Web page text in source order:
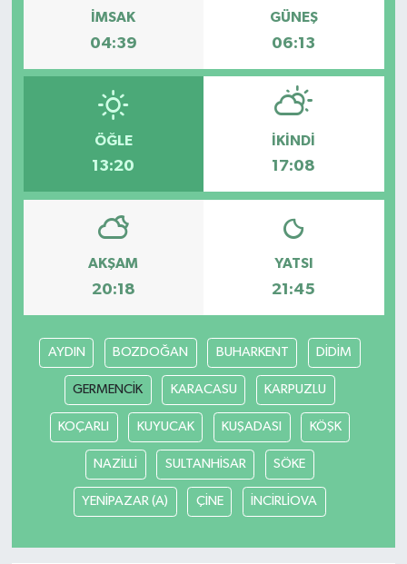
İMSAK
04:39
GÜNEŞ
06:13
ÖĞLE
13:20
İKINDI
17:08
AKŞAM
20:18
YATSI
21:45
AYDIN BOZDOĞAN BUHARKENT DİDİM
GERMENCİK KARACASU KARPUZLU
KOÇARLI KUYUCAK KUŞADASI KÖŞK
NAZİLLİ SULTANHİSAR SÖKE
YENİPAZAR (A) ÇİNE İNCİRLİOVA